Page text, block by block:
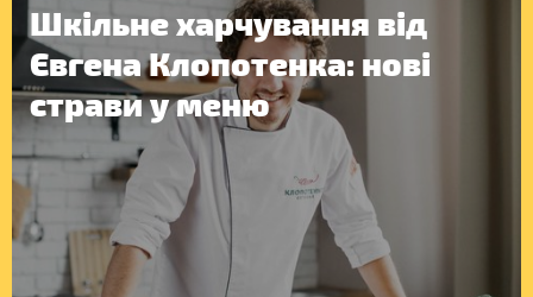
Шкільне харчування від
Євгена Клопотенка: нові
страви у меню